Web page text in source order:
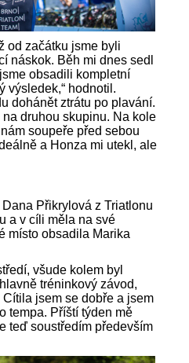
od začátku jsme byli
náskok. Běh mi dnes sedl
obsadili kompletní
výsledek,“ hodnotil.
dohánět ztrátu po plavání.
druhou skupinu. Na kole
soupeře před sebou
a Honza mi utekl, ale
Přikrylová z Triatlonu
a v cíli měla na své
místo obsadila Marika
všude kolem byl
tréninkový závod,
jsem se dobře a jsem
tempa. Příští týden mě
teď soustředím především